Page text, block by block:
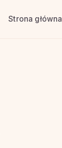
Strona główna